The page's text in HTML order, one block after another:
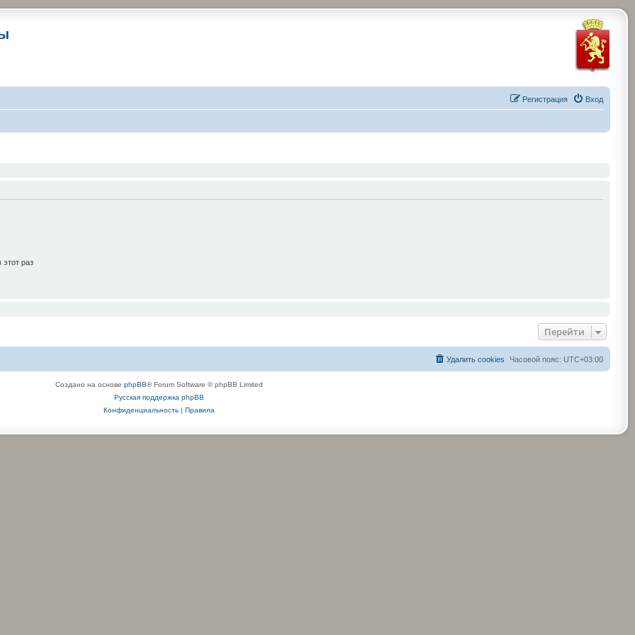
Вход
Регистрация
раз
Перейти
Часовой пояс: UTC+03:00
Удалить cookies
Создано на основе phpBB® Forum Software © phpBB Limited
Русская поддержка phpBB
Конфиденциальность| Правила